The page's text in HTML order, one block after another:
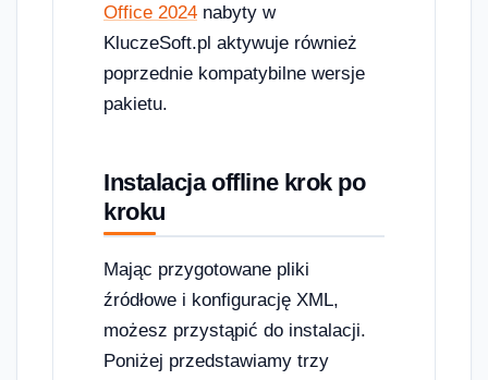
Office 2024 nabyty w
KluczeSoft.pl aktywuje również
poprzednie kompatybilne wersje
pakietu.
Instalacja offline krok po
kroku
Mając przygotowane pliki
źródłowe i konfigurację XML,
możesz przystąpić do instalacji.
Poniżej przedstawiamy trzy